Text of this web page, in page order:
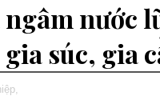
nước
súc, gia